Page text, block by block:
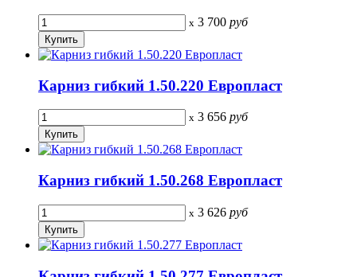
x 3 700 руб
Карниз гибкий 1.50.220 Европласт
x 3 656 руб
Карниз гибкий 1.50.268 Европласт
x 3 626 руб